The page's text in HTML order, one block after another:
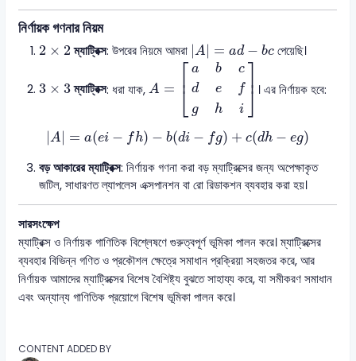
নির্ণায়ক গণনার নিয়ম
2 × 2
2 ×2 ম্যাট্রিক্স: উপরের নিয়মে আমরা |A| = ad − bc
| A | d− c পেয়েছি।
3 × 3
3 ×3 ম্যাট্রিক্স: ধরা যাক,A = ⎡
⎢⎣
a b
c
d
e
f
g
h i
⎤⎥
⎦
A= [abcd e gh ]
। এর নির্ণায়ক হবে:
|A = a(ei − fh) − b(di − fg) + c(dh − eg)
| A| =a(e fh) (di− )+c ( dh−e )
বড় আকারের ম্যাট্রিক্স: নির্ণায়ক গণনা করা বড় ম্যাট্রিক্সের জন্য অপেক্ষাকৃত
জটিল, সাধারণত ল্যাপলেস এক্সপানশন বা রো রিডাকশন ব্যবহার করা হয়।
সারসংক্ষেপ
ম্যাট্রিক্স ও নির্ণায়ক গাণিতিক বিশ্লেষণে গুরুত্বপূর্ণ ভূমিকা পালন করে। ম্যাট্রিক্সের
ব্যবহার বিভিন্ন গণিত ও প্রকৌশল ক্ষেত্রে সমাধান প্রক্রিয়া সহজতর করে, আর
নির্ণায়ক আমাদের ম্যাট্রিক্সের বিশেষ বৈশিষ্ট্য বুঝতে সাহায্য করে, যা সমীকরণ সমাধান
এবং অন্যান্য গাণিতিক প্রয়োগে বিশেষ ভূমিকা পালন করে।
CONTENT ADDED BY